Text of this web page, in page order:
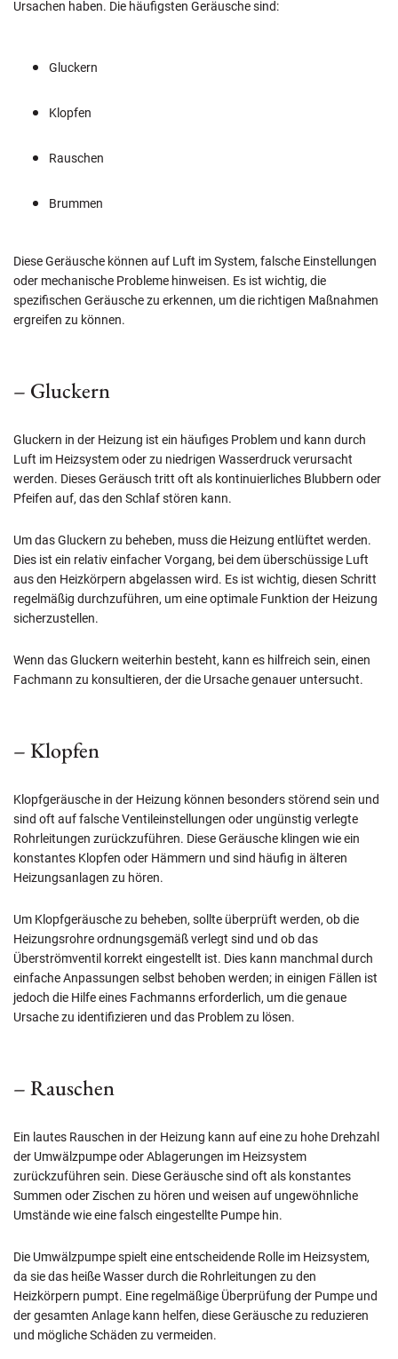
Ursachen haben. Die häufigsten Geräusche sind:
Gluckern
Klopfen
Rauschen
Brummen
Diese Geräusche können auf Luft im System, falsche Einstellungen
oder mechanische Probleme hinweisen. Es ist wichtig, die
spezifischen Geräusche zu erkennen, um die richtigen Maßnahmen
ergreifen zu können.
– Gluckern
Gluckern in der Heizung ist ein häufiges Problem und kann durch
Luft im Heizsystem oder zu niedrigen Wasserdruck verursacht
werden. Dieses Geräusch tritt oft als kontinuierliches Blubbern oder
Pfeifen auf, das den Schlaf stören kann.
Um das Gluckern zu beheben, muss die Heizung entlüftet werden.
Dies ist ein relativ einfacher Vorgang, bei dem überschüssige Luft
aus den Heizkörpern abgelassen wird. Es ist wichtig, diesen Schritt
regelmäßig durchzuführen, um eine optimale Funktion der Heizung
sicherzustellen.
Wenn das Gluckern weiterhin besteht, kann es hilfreich sein, einen
Fachmann zu konsultieren, der die Ursache genauer untersucht.
– Klopfen
Klopfgeräusche in der Heizung können besonders störend sein und
sind oft auf falsche Ventileinstellungen oder ungünstig verlegte
Rohrleitungen zurückzuführen. Diese Geräusche klingen wie ein
konstantes Klopfen oder Hämmern und sind häufig in älteren
Heizungsanlagen zu hören.
Um Klopfgeräusche zu beheben, sollte überprüft werden, ob die
Heizungsrohre ordnungsgemäß verlegt sind und ob das
Überströmventil korrekt eingestellt ist. Dies kann manchmal durch
einfache Anpassungen selbst behoben werden; in einigen Fällen ist
jedoch die Hilfe eines Fachmanns erforderlich, um die genaue
Ursache zu identifizieren und das Problem zu lösen.
– Rauschen
Ein lautes Rauschen in der Heizung kann auf eine zu hohe Drehzahl
der Umwälzpumpe oder Ablagerungen im Heizsystem
zurückzuführen sein. Diese Geräusche sind oft als konstantes
Summen oder Zischen zu hören und weisen auf ungewöhnliche
Umstände wie eine falsch eingestellte Pumpe hin.
Die Umwälzpumpe spielt eine entscheidende Rolle im Heizsystem,
da sie das heiße Wasser durch die Rohrleitungen zu den
Heizkörpern pumpt. Eine regelmäßige Überprüfung der Pumpe und
der gesamten Anlage kann helfen, diese Geräusche zu reduzieren
und mögliche Schäden zu vermeiden.